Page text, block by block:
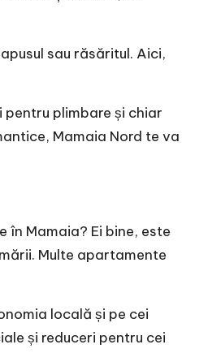
sau răsăritul. Aici,
plimbare și chiar
Mamaia Nord te va
Mamaia? Ei bine, este
Multe apartamente
locală și pe cei
și reduceri pentru cei